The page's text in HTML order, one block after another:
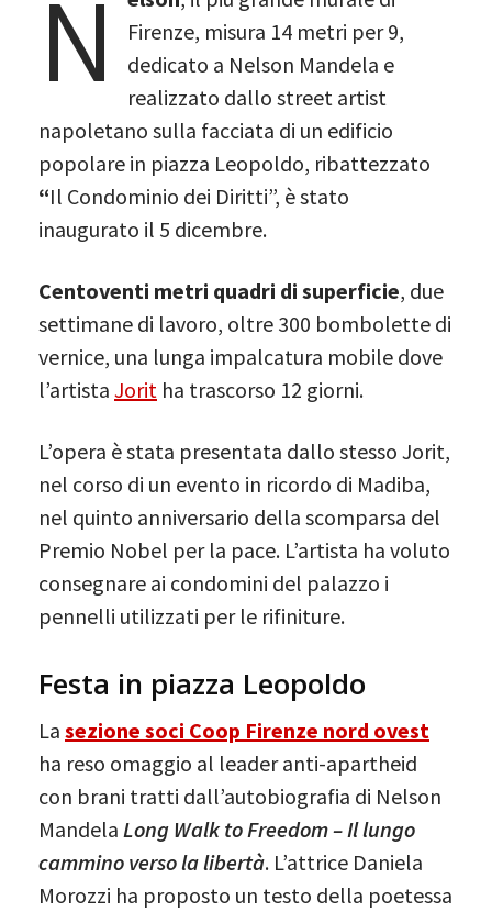
N
Firenze, misura 14 metri per 9,
dedicato a Nelson Mandela e
realizzato dallo street artist
napoletano sulla facciata di un edificio
popolare in piazza Leopoldo, ribattezzato
“Il Condominio dei Diritti”, è stato
inaugurato il 5 dicembre.
Centoventi metri quadri di superficie, due
settimane di lavoro, oltre 300 bombolette di
vernice, una lunga impalcatura mobile dove
l’artista Jorit ha trascorso 12 giorni.
L’opera è stata presentata dallo stesso Jorit,
nel corso di un evento in ricordo di Madiba,
nel quinto anniversario della scomparsa del
Premio Nobel per la pace. L’artista ha voluto
consegnare ai condomini del palazzo i
pennelli utilizzati per le rifiniture.
Festa in piazza Leopoldo
La sezione soci Coop Firenze nord ovest
ha reso omaggio al leader anti-apartheid
con brani tratti dall’autobiografia di Nelson
Mandela Long Walk to Freedom – Il lungo
cammino verso la libertà. L’attrice Daniela
Morozzi ha proposto un testo della poetessa